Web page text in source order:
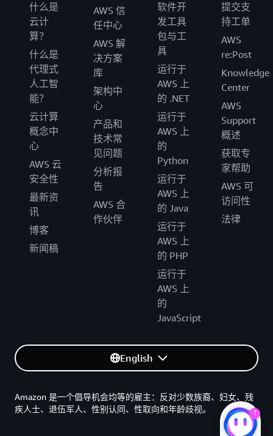
什么是
云计
算？
什么是
代理式
人工智
能？
云计算
概念中
心
AWS 云
安全性
最新资
讯
博客
新闻稿
AWS 信
任中心
AWS 解
决方案
库
架构中
心
产品和
技术常
见问题
分析报
告
AWS 合
作伙伴
软件开
发工具
包与工
具
运行于
AWS 上
的 .NET
运行于
AWS 上
的
Python
运行于
AWS 上
的 Java
运行于
AWS 上
的 PHP
运行于
AWS 上
的
JavaScript
提交支
持工单
AWS
re:Post
Knowledge
Center
AWS
Support
概述
获取专
家帮助
AWS 可
访问性
法律
English
Amazon 是一个倡导机会均等的雇主：反对少数族裔、妇女、残
疾人士、退伍军人、性别认同、性取向和年龄歧视。
1